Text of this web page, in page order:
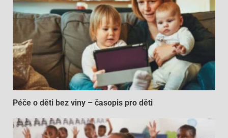
Péče o děti bez viny – časopis pro děti